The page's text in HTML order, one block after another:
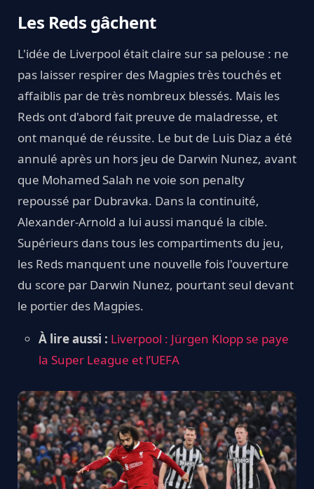
Les Reds gâchent
L'idée de Liverpool était claire sur sa pelouse : ne
pas laisser respirer des Magpies très touchés et
affaiblis par de très nombreux blessés. Mais les
Reds ont d'abord fait preuve de maladresse, et
ont manqué de réussite. Le but de Luis Diaz a été
annulé après un hors jeu de Darwin Nunez, avant
que Mohamed Salah ne voie son penalty
repoussé par Dubravka. Dans la continuité,
Alexander-Arnold a lui aussi manqué la cible.
Supérieurs dans tous les compartiments du jeu,
les Reds manquent une nouvelle fois l'ouverture
du score par Darwin Nunez, pourtant seul devant
le portier des Magpies.
À lire aussi : Liverpool : Jürgen Klopp se paye
la Super League et l’UEFA